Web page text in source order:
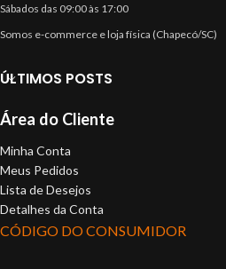
Sábados das 09:00 às 17:00
Somos e-commerce e loja física (Chapecó/SC)
ÚLTIMOS POSTS
Área do Cliente
Minha Conta
Meus Pedidos
Lista de Desejos
Detalhes da Conta
CÓDIGO DO CONSUMIDOR